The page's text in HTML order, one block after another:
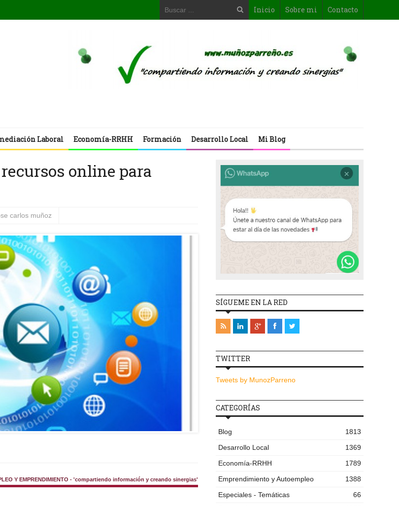
Inicio Sobre mi Contacto
Laboral Economía-RRHH Formación Desarrollo Local Mi Blog
online para
carlos muñoz
Y EMPRENDIMIENTO - 'compartiendo información y creando sinergias'
SÍGUEME EN LA RED
TWITTER
Tweets by MunozParreno
CATEGORÍAS
Blog
1813
Desarrollo Local
1369
Economía-RRHH
1789
Emprendimiento y Autoempleo
1388
Especiales - Temáticas
66